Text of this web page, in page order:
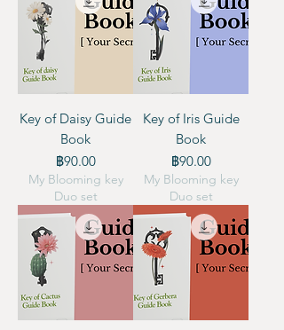
Key of Daisy Guide
Book
ราคา
฿90.00
My Blooming key
Duo set
Key of Iris Guide
Book
ราคา
฿90.00
My Blooming key
Duo set